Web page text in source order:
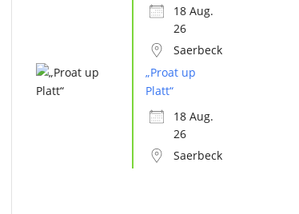
18 Aug.
26
Saerbeck
„Proat up
Platt“
18 Aug.
26
Saerbeck